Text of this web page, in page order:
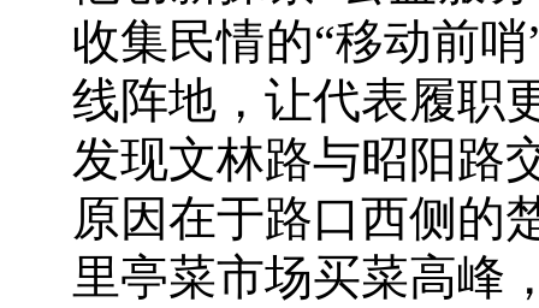
收集民情的“移动前
线阵地，让代表履职
发现文林路与昭阳路
原因在于路口西侧的
里亭菜市场买菜高峰